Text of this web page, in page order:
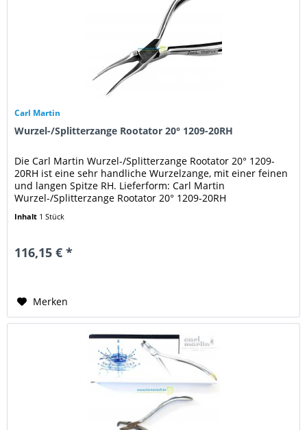
Carl Martin
Wurzel-/Splitterzange Rootator 20° 1209-20RH
Die Carl Martin Wurzel-/Splitterzange Rootator 20° 1209-
20RH ist eine sehr handliche Wurzelzange, mit einer feinen
und langen Spitze RH. Lieferform: Carl Martin
Wurzel-/Splitterzange Rootator 20° 1209-20RH
Inhalt 1 Stück
116,15 € *
Merken